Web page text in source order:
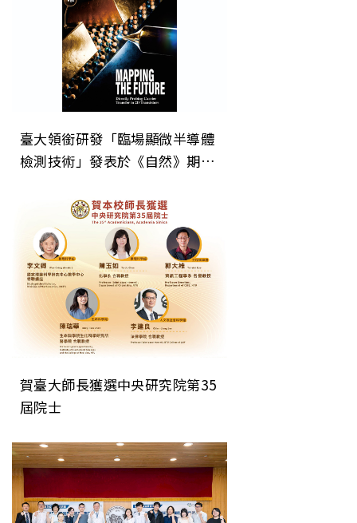
臺大領銜研發「臨場顯微半導體
檢測技術」發表於《自然》期
直接檢測技術
賀臺大師長獲選中央研究院第35
屆院士